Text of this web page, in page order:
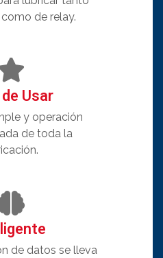
de relay.
Usar
y operación
de toda la
de datos se lleva